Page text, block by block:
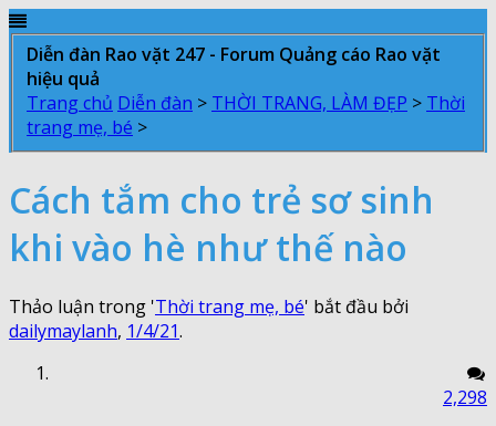
Diễn đàn Rao vặt 247 - Forum Quảng cáo Rao vặt
hiệu quả
Trang chủ Diễn đàn > THỜI TRANG, LÀM ĐẸP > Thời
trang mẹ, bé >
Cách tắm cho trẻ sơ sinh
khi vào hè như thế nào
Thảo luận trong 'Thời trang mẹ, bé' bắt đầu bởi
dailymaylanh, 1/4/21.
2,298